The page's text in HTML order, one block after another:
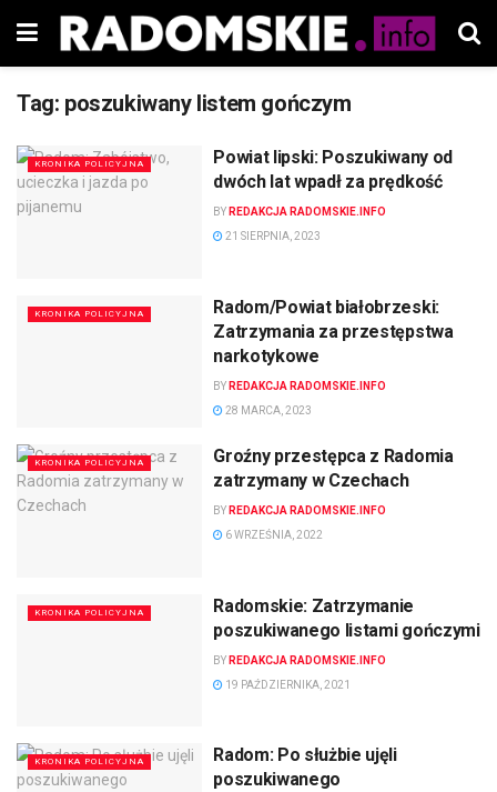
Tag: poszukiwany listem gończym
KRONIKA POLICYJNA
Powiat lipski: Poszukiwany od
dwóch lat wpadł za prędkość
BY REDAKCJA RADOMSKIE.INFO
21 SIERPNIA, 2023
KRONIKA POLICYJNA
Radom/Powiat białobrzeski:
Zatrzymania za przestępstwa
narkotykowe
BY REDAKCJA RADOMSKIE.INFO
28 MARCA, 2023
KRONIKA POLICYJNA
Groźny przestępca z Radomia
zatrzymany w Czechach
BY REDAKCJA RADOMSKIE.INFO
6 WRZEŚNIA, 2022
KRONIKA POLICYJNA
Radomskie: Zatrzymanie
poszukiwanego listami gończymi
BY REDAKCJA RADOMSKIE.INFO
19 PAŹDZIERNIKA, 2021
KRONIKA POLICYJNA
Radom: Po służbie ujęli
poszukiwanego